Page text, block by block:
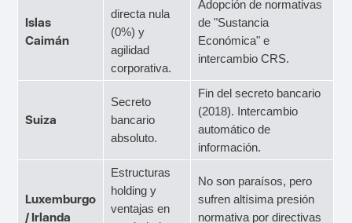
Islas
Caimán
directa nula
(0%) y
agilidad
corporativa.
Adopción de normativas
de "Sustancia
Económica" e
intercambio CRS.
Suiza
Secreto
bancario
absoluto.
Fin del secreto bancario
(2018). Intercambio
automático de
información.
Luxemburgo
/ Irlanda
Estructuras
holding y
ventajas en
No son paraísos, pero
sufren altísima presión
normativa por directivas